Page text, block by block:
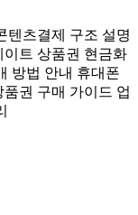
텐츠결제 구조 설명
이트 상품권 현금화
방법 안내 휴대폰
권 구매 가이드 업